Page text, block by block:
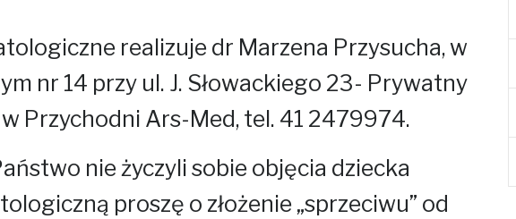
realizuje dr Marzena Przysucha, w
nr 14 przy ul. J. Słowackiego 23- Prywatny
Przychodni Ars-Med, tel. 41 2479974.
nie życzyli sobie objęcia dziecka
proszę o złożenie „sprzeciwu” od